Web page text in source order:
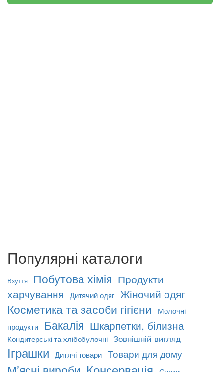
Популярні каталоги
Взуття Побутова хімія Продукти
харчування
Дитячий одяг Жіночий одяг
Косметика та засоби гігієни
Молочні
продукти
Бакалія Шкарпетки, білизна
Кондитерські та хлібобулочні Зовнішній вигляд
Іграшки Дитячі товари Товари для дому